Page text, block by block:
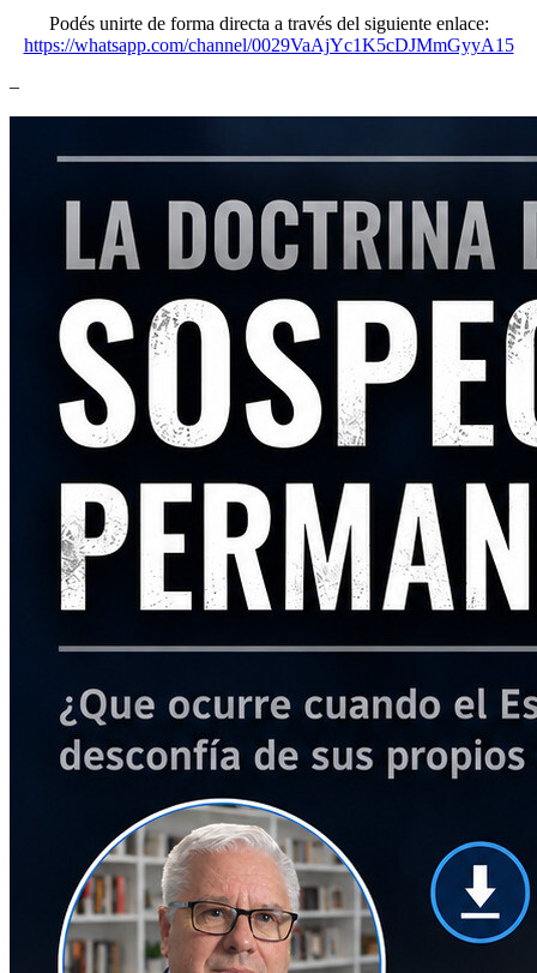
Podés unirte de forma directa a través del siguiente enlace:
https://whatsapp.com/channel/0029VaAjYc1K5cDJMmGyyA15
–